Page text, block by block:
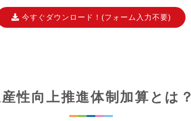
今すぐダウンロード！ (フォーム入力不要)
性向上推進体制加算とは？